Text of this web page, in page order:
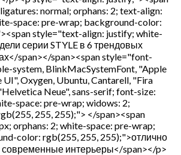
normal; orphans: 2; text-align:
space: pre-wrap; background-color:
style="text-align: justify; white-
серии STYLE в 6 трендовых
span></span><span style="font-
system, BlinkMacSystemFont, "Apple
UI", Oxygen, Ubuntu, Cantarell, "Fira
Neue", sans-serif; font-size:
space: pre-wrap; widows: 2;
255, 255);"> </span><span
orphans: 2; white-space: pre-wrap;
color: rgb(255, 255, 255);">отлично
интерьеры</span></p>